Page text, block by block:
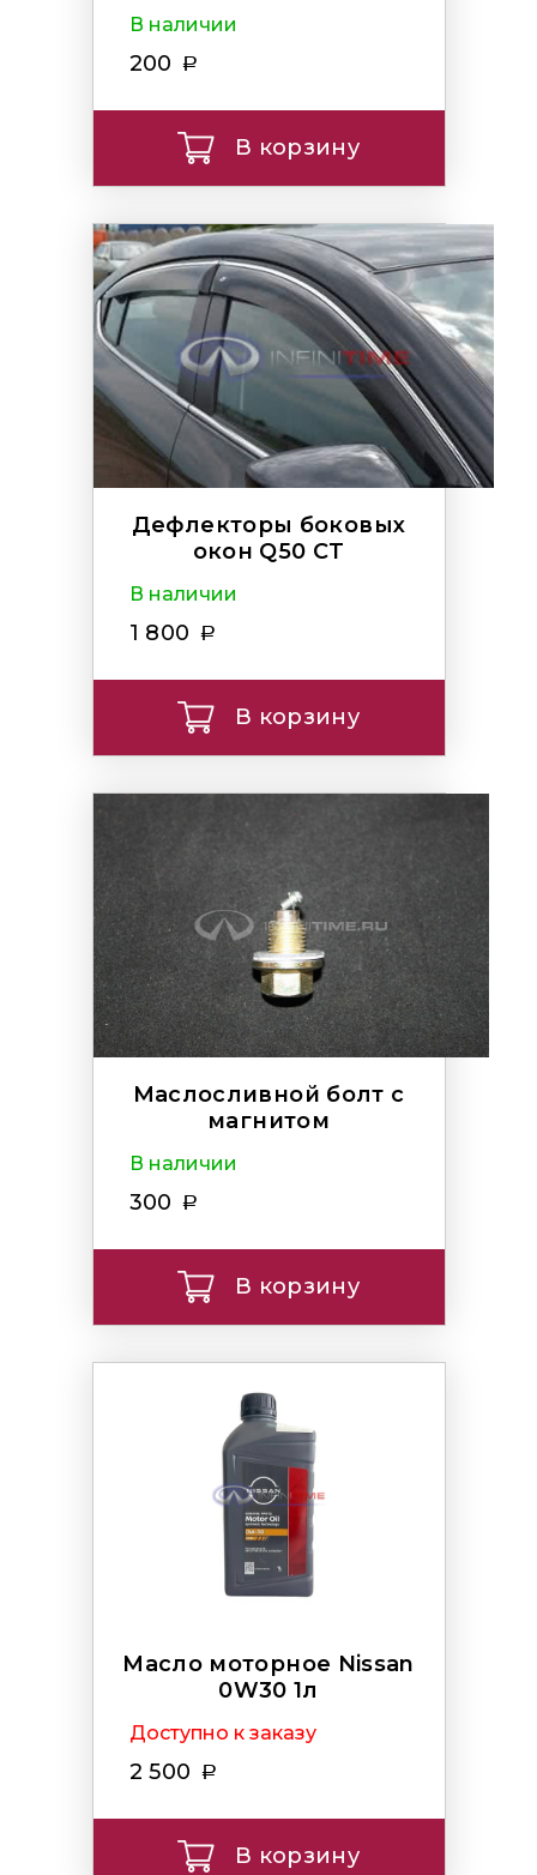
В наличии
200
В корзину
Дефлекторы боковых
окон Q50 CT
В наличии
1 800
В корзину
Маслосливной болт с
магнитом
В наличии
300
В корзину
Масло моторное Nissan
0W30 1л
Доступно к заказу
2 500
В корзину